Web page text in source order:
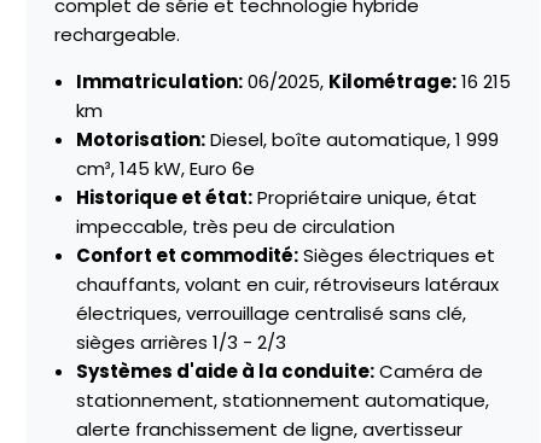
complet de série et technologie hybride
rechargeable.
Immatriculation:06/2025, Kilométrage:16 215
km
Motorisation:Diesel, boîte automatique, 1 999
cm³, 145 kW, Euro 6e
Historique et état:Propriétaire unique, état
impeccable, très peu de circulation
Confort et commodité:Sièges électriques et
chauffants, volant en cuir, rétroviseurs latéraux
électriques, verrouillage centralisé sans clé,
sièges arrières 1/3 - 2/3
Systèmes d'aide à la conduite:Caméra de
stationnement, stationnement automatique,
alerte franchissement de ligne, avertisseur